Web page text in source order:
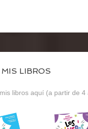
LIBROS
libros aquí (a partir de 4